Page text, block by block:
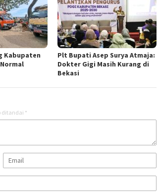
Kabupaten
Plt Bupati Asep Surya Atmaja:
Dokter Gigi Masih Kurang di
Bekasi
ditandai *